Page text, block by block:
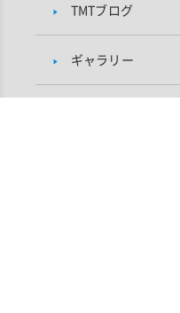
TMTブログ
ギャラリー